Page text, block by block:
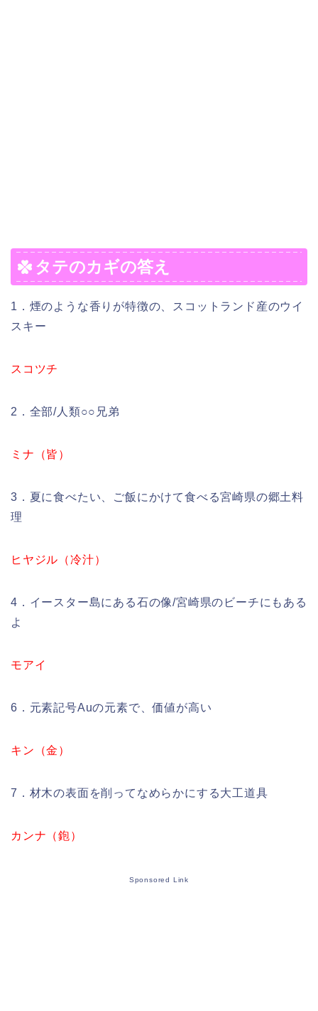
タテのカギの答え
1．煙のような香りが特徴の、スコットランド産のウイ
スキー
スコツチ
2．全部/人類○○兄弟
ミナ（皆）
3．夏に食べたい、ご飯にかけて食べる宮崎県の郷土料
理
ヒヤジル（冷汁）
4．イースター島にある石の像/宮崎県のビーチにもある
よ
モアイ
6．元素記号Auの元素で、価値が高い
キン（金）
7．材木の表面を削ってなめらかにする大工道具
カンナ（鉋）
Sponsored Link